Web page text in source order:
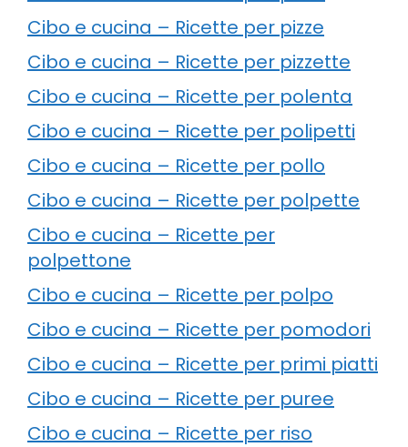
Cibo e cucina – Ricette per pizze
Cibo e cucina – Ricette per pizzette
Cibo e cucina – Ricette per polenta
Cibo e cucina – Ricette per polipetti
Cibo e cucina – Ricette per pollo
Cibo e cucina – Ricette per polpette
Cibo e cucina – Ricette per
polpettone
Cibo e cucina – Ricette per polpo
Cibo e cucina – Ricette per pomodori
Cibo e cucina – Ricette per primi piatti
Cibo e cucina – Ricette per puree
Cibo e cucina – Ricette per riso